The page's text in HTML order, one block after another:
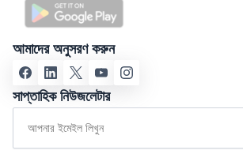
আমাদের অনুসরণ করুন
সাপ্তাহিক নিউজলেটার